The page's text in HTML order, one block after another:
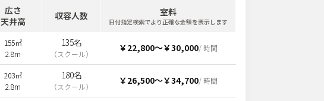
広さ
天井高
収容人数 室料
日付指定検索でより正確な金額を表示します
155㎡
2.8m
135名
（スクール）
￥22,800〜￥30,000/ 時間
203㎡
2.8m
180名
（スクール）
￥26,500〜￥34,700/ 時間